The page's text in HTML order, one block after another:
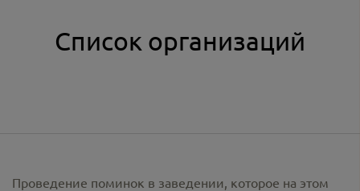
Список организаций
Проведение поминок в заведении, которое на этом